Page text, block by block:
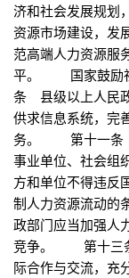
济和社会发展规划
资源市场建设，发
范高端人力资源服
平。 国家鼓励
条 县级以上人民
供求信息系统，完
务。 第十一条 国
事业单位、社会组
方和单位不得违反
制人力资源流动
政部门应当加强人
竞争。 第十三条
际合作与交流，